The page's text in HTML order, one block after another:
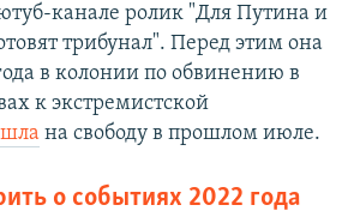
канале ролик "Для Путина и
трибунал". Перед этим она
в колонии по обвинению в
к экстремистской
на свободу в прошлом июле.
о событиях 2022 года